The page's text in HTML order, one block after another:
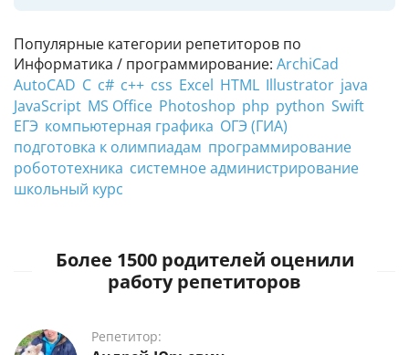
Популярные категории репетиторов по
Информатика / программирование: ArchiCad
AutoCAD C c# c++ css Excel HTML Illustrator java
JavaScript MS Office Photoshop php python Swift
ЕГЭ компьютерная графика ОГЭ (ГИА)
подготовка к олимпиадам программирование
робототехника системное администрирование
школьный курс
Более 1500 родителей оценили
работу репетиторов
Репетитор: